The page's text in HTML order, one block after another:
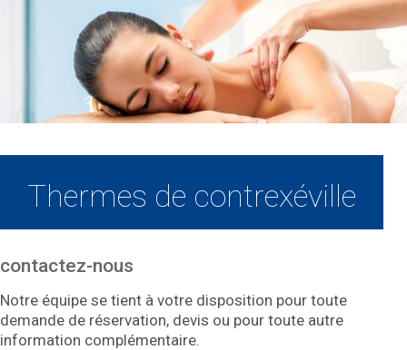
Thermes de contrexéville
contactez-nous
Notre équipe se tient à votre disposition pour toute
demande de réservation, devis ou pour toute autre
information complémentaire.